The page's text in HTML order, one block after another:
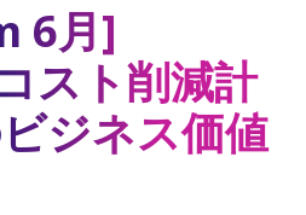
6月]
スト削減計
ジネス価値